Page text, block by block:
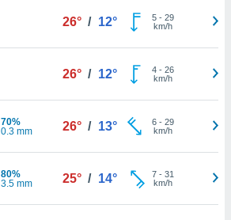
26° / 12° 5- 29
km/h
26° / 12° 4- 26
km/h
70%
0.3 mm
26° / 13° 6- 29
km/h
80%
3.5 mm
25° / 14° 7- 31
km/h